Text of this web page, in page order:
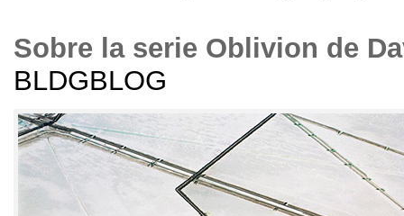
Sobre la serie Oblivion de
BLDGBLOG